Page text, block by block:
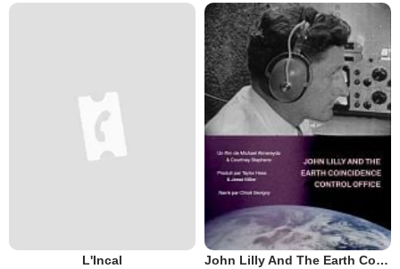
L'Incal John Lilly And The Earth Coincidence Control Office